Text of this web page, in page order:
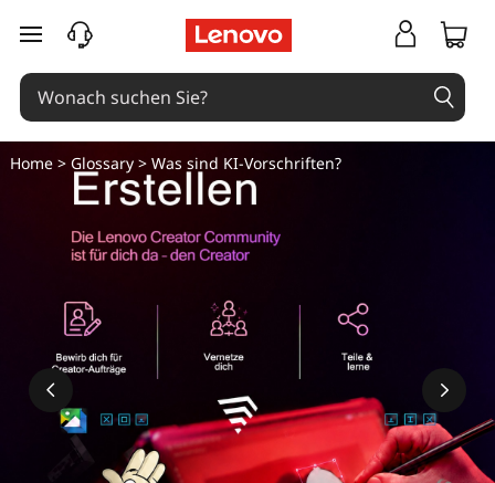
zum Hauptinhalt springen
Home> Glossary> Was sind KI-Vorschriften?